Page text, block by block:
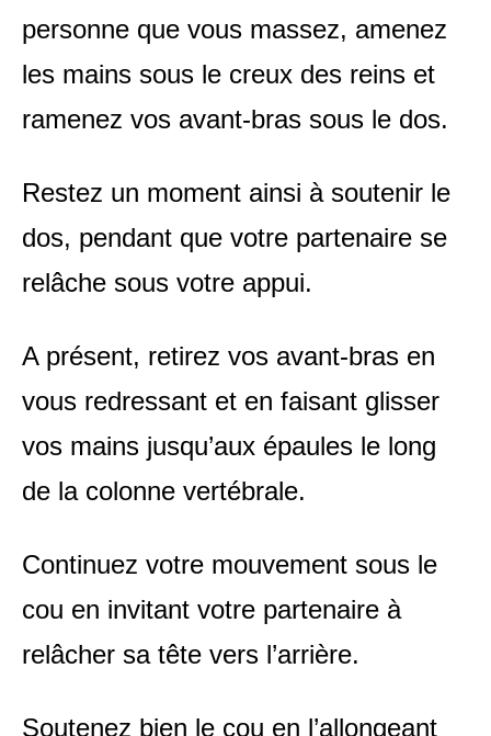
personne que vous massez, amenez
les mains sous le creux des reins et
ramenez vos avant-bras sous le dos.
Restez un moment ainsi à soutenir le
dos, pendant que votre partenaire se
relâche sous votre appui.
A présent, retirez vos avant-bras en
vous redressant et en faisant glisser
vos mains jusqu’aux épaules le long
de la colonne vertébrale.
Continuez votre mouvement sous le
cou en invitant votre partenaire à
relâcher sa tête vers l’arrière.
Soutenez bien le cou en l’allongeant